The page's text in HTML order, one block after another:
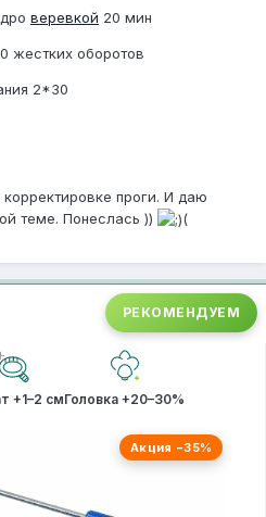
веревкой 20 мин
жестких оборотов
2*30
проги. И даю
теме. Понеслась ))
(
РЕКОМЕНДУЕМ
+1–2 смГоловка +20–30%
Акция −35%